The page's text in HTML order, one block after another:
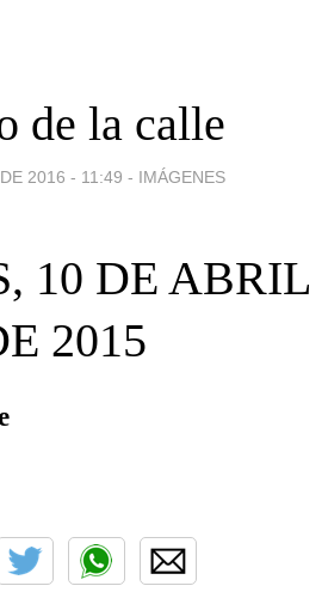
de la calle
2016 - 11:49 - IMÁGENES
10 DE ABRIL
2015